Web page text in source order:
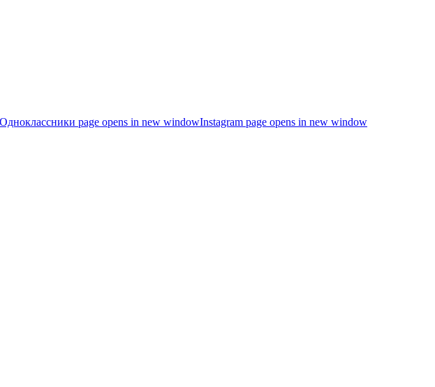
Одноклассники page opens in new windowInstagram page opens in new window